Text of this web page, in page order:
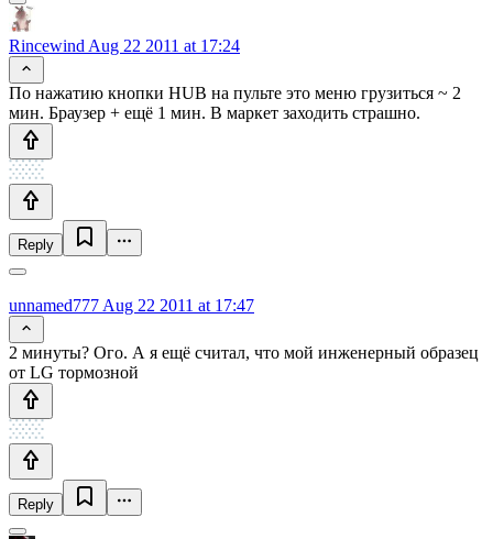
Rincewind Aug 22 2011 at 17:24
По нажатию кнопки HUB на пульте это меню грузиться ~ 2
мин. Браузер + ещё 1 мин. В маркет заходить страшно.
Reply
unnamed777 Aug 22 2011 at 17:47
2 минуты? Ого. А я ещё считал, что мой инженерный образец
от LG тормозной
Reply